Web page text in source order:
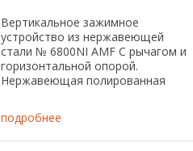
Вертикальное зажимное
устройство из нержавеющей
стали № 6800NI AMF С рычагом и
горизонтальной опорой.
Нержавеющая полированная
опорных втулках. Опорные
участки смазаны. Эргономичная, ...
подробнее